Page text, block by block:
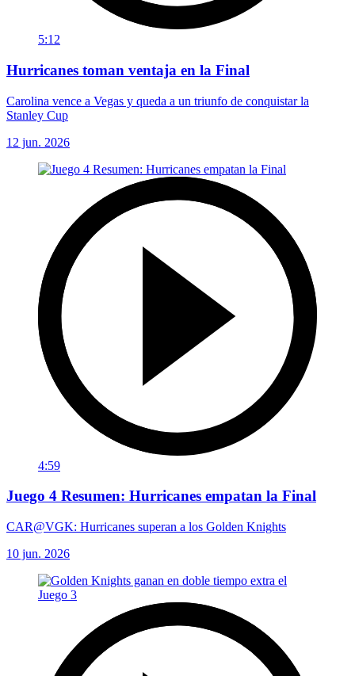
5:12
Hurricanes toman ventaja en la Final
Carolina vence a Vegas y queda a un triunfo de conquistar la
Stanley Cup
12 jun. 2026
4:59
Juego 4 Resumen: Hurricanes empatan la Final
CAR@VGK: Hurricanes superan a los Golden Knights
10 jun. 2026